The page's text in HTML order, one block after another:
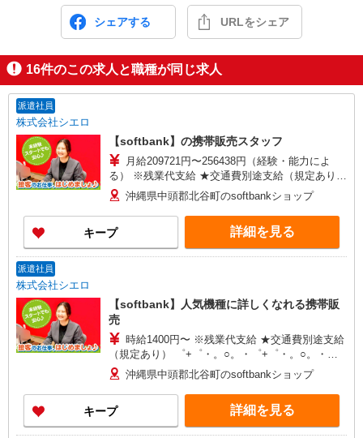
シェアする URLをシェア
16件のこの求人と職種が同じ求人
派遣社員
株式会社シエロ
【softbank】の携帯販売スタッフ
月給209721円〜256438円（経験・能力によ
る） ※残業代支給 ★交通費別途支給（規定あり）
゜+゜・。○。・゜+゜・。○。・゜+゜ 入社祝い金
10万円支給(規定有) お友達を紹介頂くと, インセン
ティブ支給(規定有) ゜・。○。・゜+゜・。
○。・゜+゜
沖縄県中頭郡北谷町のsoftbankショップ
キープ 詳細を見る
派遣社員
株式会社シエロ
【softbank】人気機種に詳しくなれる携帯販
売
時給1400円〜 ※残業代支給 ★交通費別途支給
（規定あり） ゜+゜・。○。・゜+゜・。○。・゜
+゜ 入社祝い金10万円支給(規定有) お友達を紹介
頂くと, インセンティブ支給(規定有) ★月2回払
い・週払い可能（規程有）★ ゜・。○。・゜
+゜・。○。・゜+゜
沖縄県中頭郡北谷町のsoftbankショップ
キープ 詳細を見る